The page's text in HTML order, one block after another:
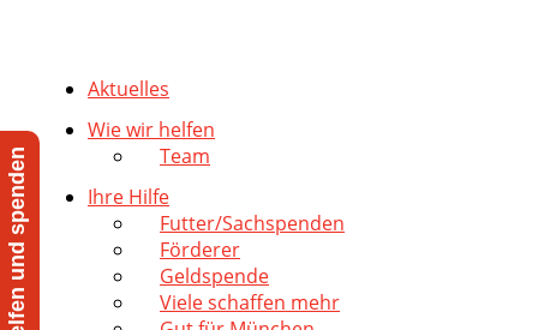
Aktuelles
Wie wir helfen
Team
Ihre Hilfe
Futter/Sachspenden
Förderer
Geldspende
Viele schaffen mehr
Jetzt helfen und spenden